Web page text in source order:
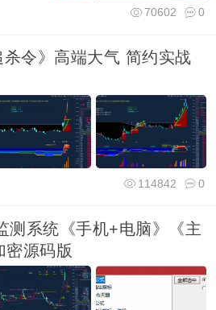
0
70602
令》高端大气 简约实战
0
114842
测系统《手机+电脑》《主
源码版